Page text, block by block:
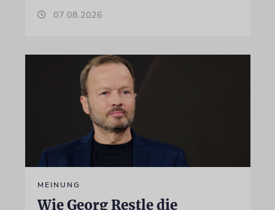
07.08.2026
MEINUNG
Wie Georg Restle die